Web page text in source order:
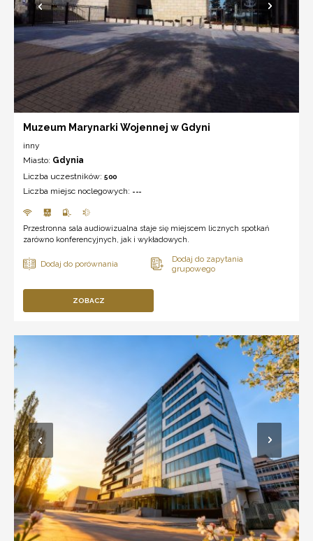
Muzeum Marynarki Wojennej w Gdyni
inny
Miasto: Gdynia
Liczba uczestników: 500
Liczba miejsc noclegowych: ---
Przestronna sala audiowizualna staje się miejscem licznych spotkań
zarówno konferencyjnych, jak i wykładowych.
ZOBACZ